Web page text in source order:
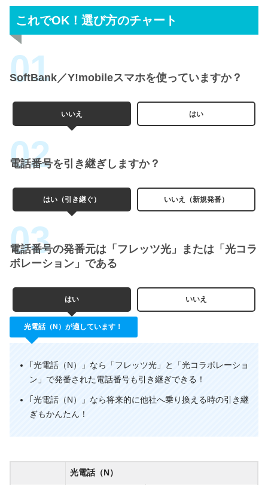
これでOK！選び方のチャート
SoftBank／Y!mobileスマホを使っていますか？
いいえ はい
電話番号を引き継ぎしますか？
はい（引き継ぐ） いいえ（新規発番）
電話番号の発番元は「フレッツ光」または「光コラ
ボレーション」である
はい いいえ
光電話（N）が適しています！
｢光電話（N）」なら「フレッツ光」と「光コラボレーショ
ン」で発番された電話番号も引き継ぎできる！
｢光電話（N）」なら将来的に他社へ乗り換える時の引き継
ぎもかんたん！
光電話（N）